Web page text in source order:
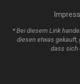
* Bei diesem Link
diesen etwas gekauft,
dass sich